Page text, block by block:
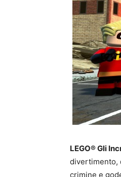
LEGO® Gli
divertimento,
crimine e